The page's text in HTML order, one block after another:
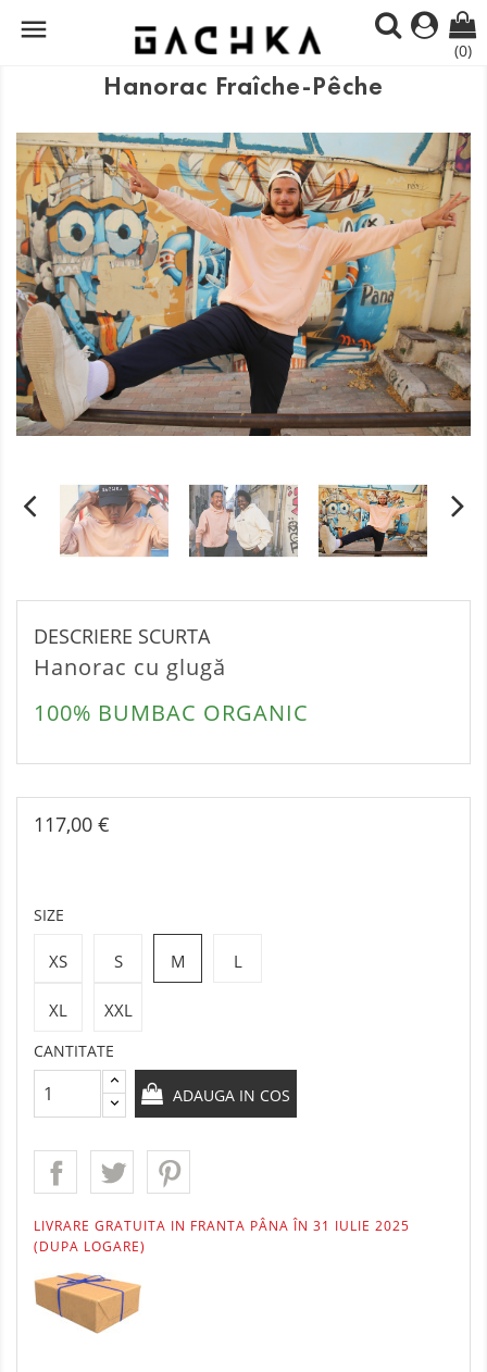

(0)
Hanorac Fraîche-Pêche
DESCRIERE SCURTA
Hanorac cu glugă
100% BUMBAC ORGANIC
117,00 €
SIZE
XS S M L
XL XXL
CANTITATE
ADAUGA IN COS
LIVRARE GRATUITA IN FRANTA PÂNA ÎN 31 IULIE 2025
(DUPA LOGARE)